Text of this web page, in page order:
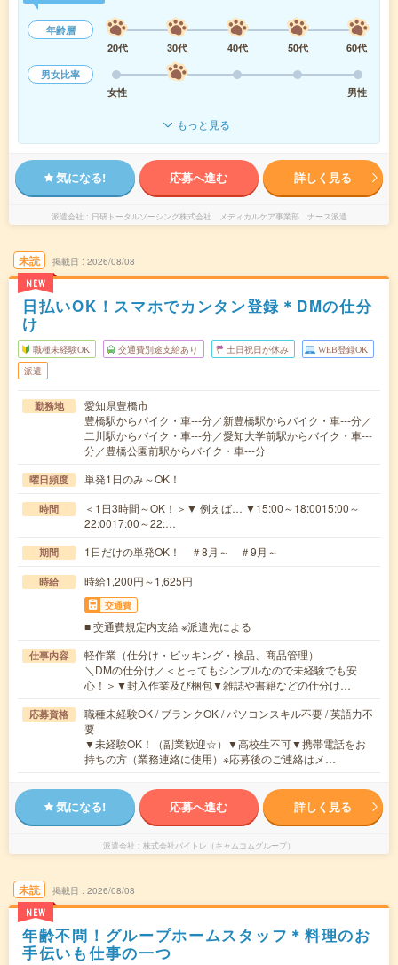
年齢層
20代
30代 40代 50代
60代
男女比率
女性
男性
もっと見る
気になる! 応募へ進む 詳しく見る
派遣会社 日研トータルソーシング株式会社 メディカルケア事業部 ナース派遣
未読
NEW
掲載日 2026/08/08
日払いOK！スマホでカンタン登録＊DMの仕分
け
職種未経験OK 交通費別途支給あり 土日祝日が休み WEB登録OK
派遣
勤務地
愛知県豊橋市
豊橋駅からバイク・車---分／新豊橋駅からバイク・車---分／
二川駅からバイク・車---分／愛知大学前駅からバイク・車---
分／豊橋公園前駅からバイク・車---分
曜日頻度 単発1日のみ～OK！
時間
＜1日3時間～OK！＞▼ 例えば… ▼15:00～18:0015:00～
22:0017:00～22:…
期間 1日だけの単発OK！ ＃8月～ ＃9月～
時給 時給1,200円～1,625円
交通費
■ 交通費規定内支給 ※派遣先による
仕事内容
軽作業（仕分け・ピッキング・検品、商品管理）
＼DMの仕分け／＜とってもシンプルなので未経験でも安
心！＞▼封入作業及び梱包▼雑誌や書籍などの仕分け…
応募資格
職種未経験OK / ブランクOK / パソコンスキル不要 / 英語力不
要
▼未経験OK！（副業歓迎☆）▼高校生不可▼携帯電話をお
持ちの方（業務連絡に使用）※応募後のご連絡はメ…
気になる! 応募へ進む 詳しく見る
派遣会社 株式会社バイトレ（キャムコムグループ）
未読
NEW
掲載日 2026/08/08
年齢不問！グループホームスタッフ＊料理のお
手伝いも仕事の一つ